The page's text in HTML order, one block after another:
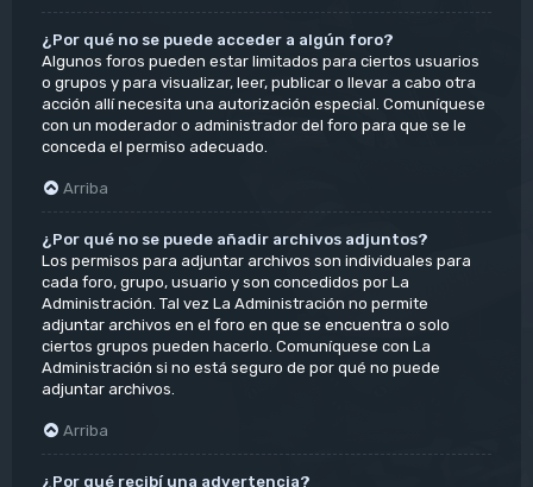
¿Por qué no se puede acceder a algún foro?
Algunos foros pueden estar limitados para ciertos usuarios
o grupos y para visualizar, leer, publicar o llevar a cabo otra
acción allí necesita una autorización especial. Comuníquese
con un moderador o administrador del foro para que se le
conceda el permiso adecuado.
Arriba
¿Por qué no se puede añadir archivos adjuntos?
Los permisos para adjuntar archivos son individuales para
cada foro, grupo, usuario y son concedidos por La
Administración. Tal vez La Administración no permite
adjuntar archivos en el foro en que se encuentra o solo
ciertos grupos pueden hacerlo. Comuníquese con La
Administración si no está seguro de por qué no puede
adjuntar archivos.
Arriba
¿Por qué recibí una advertencia?